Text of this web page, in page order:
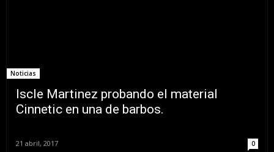
Noticias
Iscle Martinez probando el material
Cinnetic en una de barbos.
21 abril, 2017 0